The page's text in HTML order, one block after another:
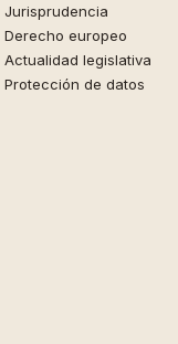
Jurisprudencia
Derecho europeo
Actualidad legislativa
Protección de datos